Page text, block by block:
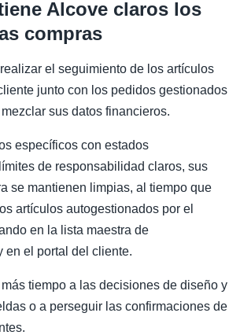
Alcove claros los
compras
el seguimiento de los artículos
junto con los pedidos gestionados
sus datos financieros.
específicos con estados
de responsabilidad claros, sus
se mantienen limpias, al tiempo que
artículos autogestionados por el
en la lista maestra de
en el portal del cliente.
tiempo a las decisiones de diseño y
o a perseguir las confirmaciones de